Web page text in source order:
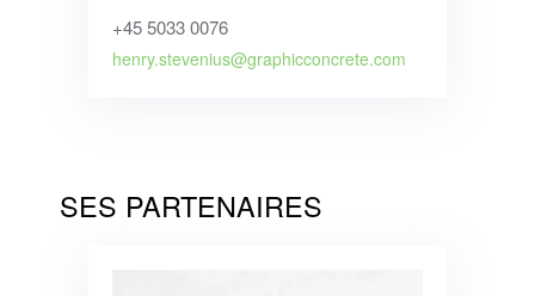
+45 5033 0076
henry.stevenius@graphicconcrete.com
SES PARTENAIRES